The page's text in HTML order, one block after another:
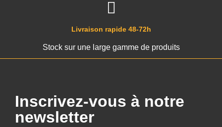
Livraison rapide 48-72h
Stock sur une large gamme de produits
Inscrivez-vous à notre
newsletter